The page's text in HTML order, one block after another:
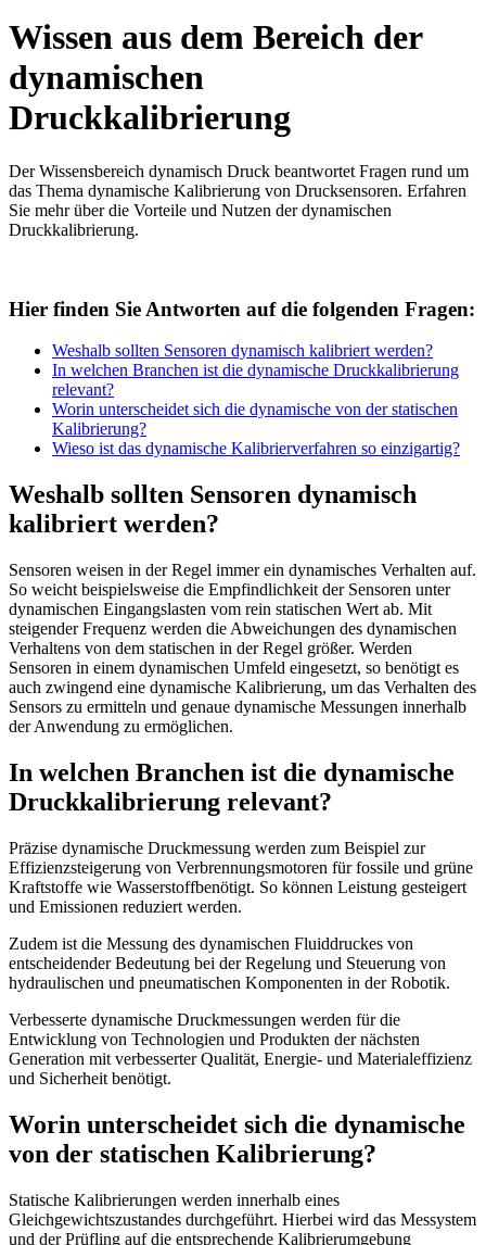
Wissen aus dem Bereich der
dynamischen
Druckkalibrierung
Der Wissensbereich dynamisch Druck beantwortet Fragen rund um
das Thema dynamische Kalibrierung von Drucksensoren. Erfahren
Sie mehr über die Vorteile und Nutzen der dynamischen
Druckkalibrierung.
Hier finden Sie Antworten auf die folgenden Fragen:
Weshalb sollten Sensoren dynamisch kalibriert werden?
In welchen Branchen ist die dynamische Druckkalibrierung
relevant?
Worin unterscheidet sich die dynamische von der statischen
Kalibrierung?
Wieso ist das dynamische Kalibrierverfahren so einzigartig?
Weshalb sollten Sensoren dynamisch
kalibriert werden?
Sensoren weisen in der Regel immer ein dynamisches Verhalten auf.
So weicht beispielsweise die Empfindlichkeit der Sensoren unter
dynamischen Eingangslasten vom rein statischen Wert ab. Mit
steigender Frequenz werden die Abweichungen des dynamischen
Verhaltens von dem statischen in der Regel größer. Werden
Sensoren in einem dynamischen Umfeld eingesetzt, so benötigt es
auch zwingend eine dynamische Kalibrierung, um das Verhalten des
Sensors zu ermitteln und genaue dynamische Messungen innerhalb
der Anwendung zu ermöglichen.
In welchen Branchen ist die dynamische
Druckkalibrierung relevant?
Präzise dynamische Druckmessung werden zum Beispiel zur
Effizienzsteigerung von Verbrennungsmotoren für fossile und grüne
Kraftstoffe wie Wasserstoffbenötigt. So können Leistung gesteigert
und Emissionen reduziert werden.
Zudem ist die Messung des dynamischen Fluiddruckes von
entscheidender Bedeutung bei der Regelung und Steuerung von
hydraulischen und pneumatischen Komponenten in der Robotik.
Verbesserte dynamische Druckmessungen werden für die
Entwicklung von Technologien und Produkten der nächsten
Generation mit verbesserter Qualität, Energie- und Materialeffizienz
und Sicherheit benötigt.
Worin unterscheidet sich die dynamische
von der statischen Kalibrierung?
Statische Kalibrierungen werden innerhalb eines
Gleichgewichtszustandes durchgeführt. Hierbei wird das Messystem
und der Prüfling auf die entsprechende Kalibrierumgebung